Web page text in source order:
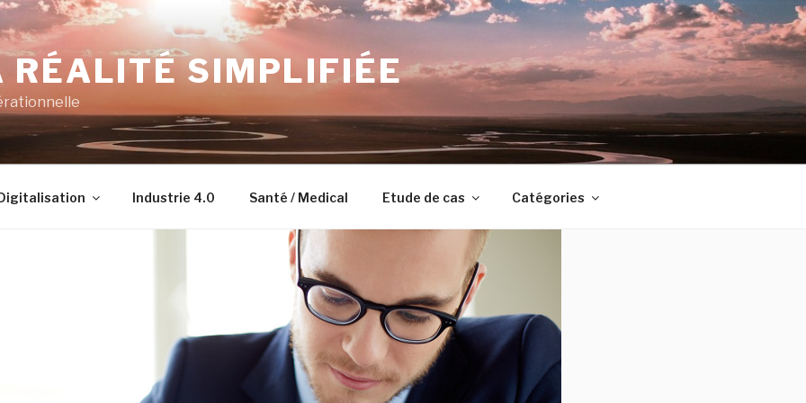
RÉALITÉ SIMPLIFIÉE
Industrie 4.0 Santé / Medical Etude de cas Catégories